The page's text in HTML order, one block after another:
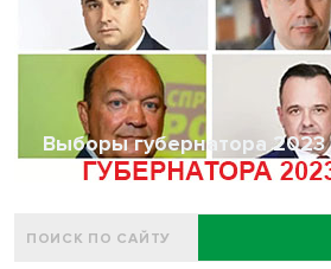
Выборы губернатора 2023